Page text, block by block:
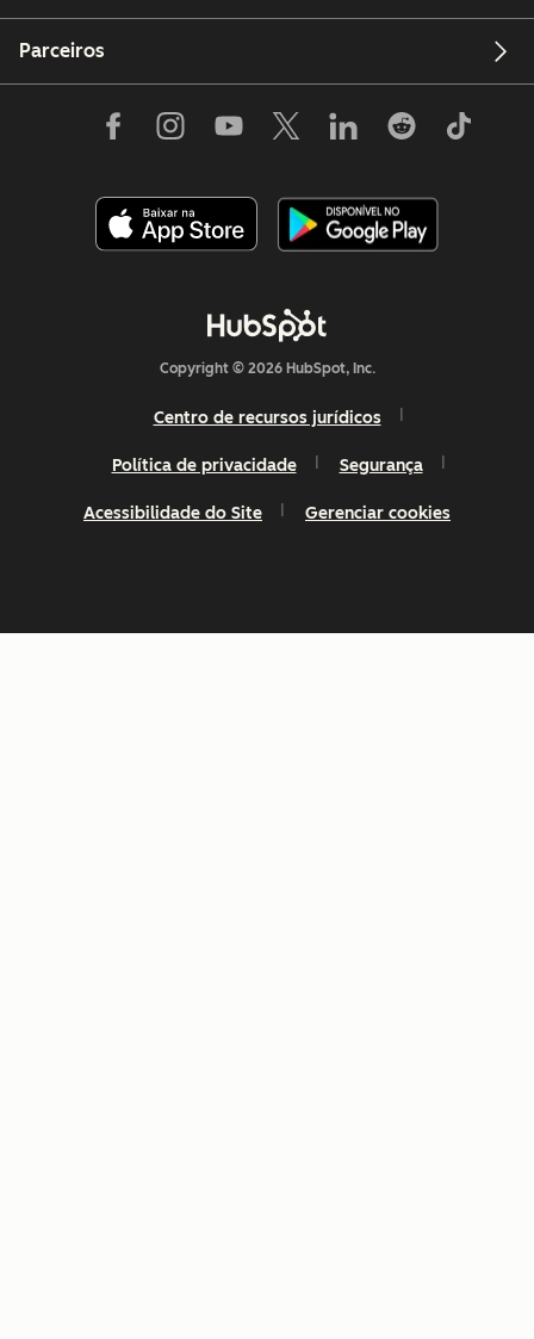
Parceiros
Copyright © 2026 HubSpot, Inc.
Centro de recursos jurídicos
Política de privacidade Segurança
Acessibilidade do Site Gerenciar cookies